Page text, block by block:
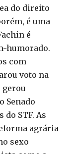
do direito
é uma
é
humorado.
com
voto na
gerou
Senado
do STF. As
agrária
sexo